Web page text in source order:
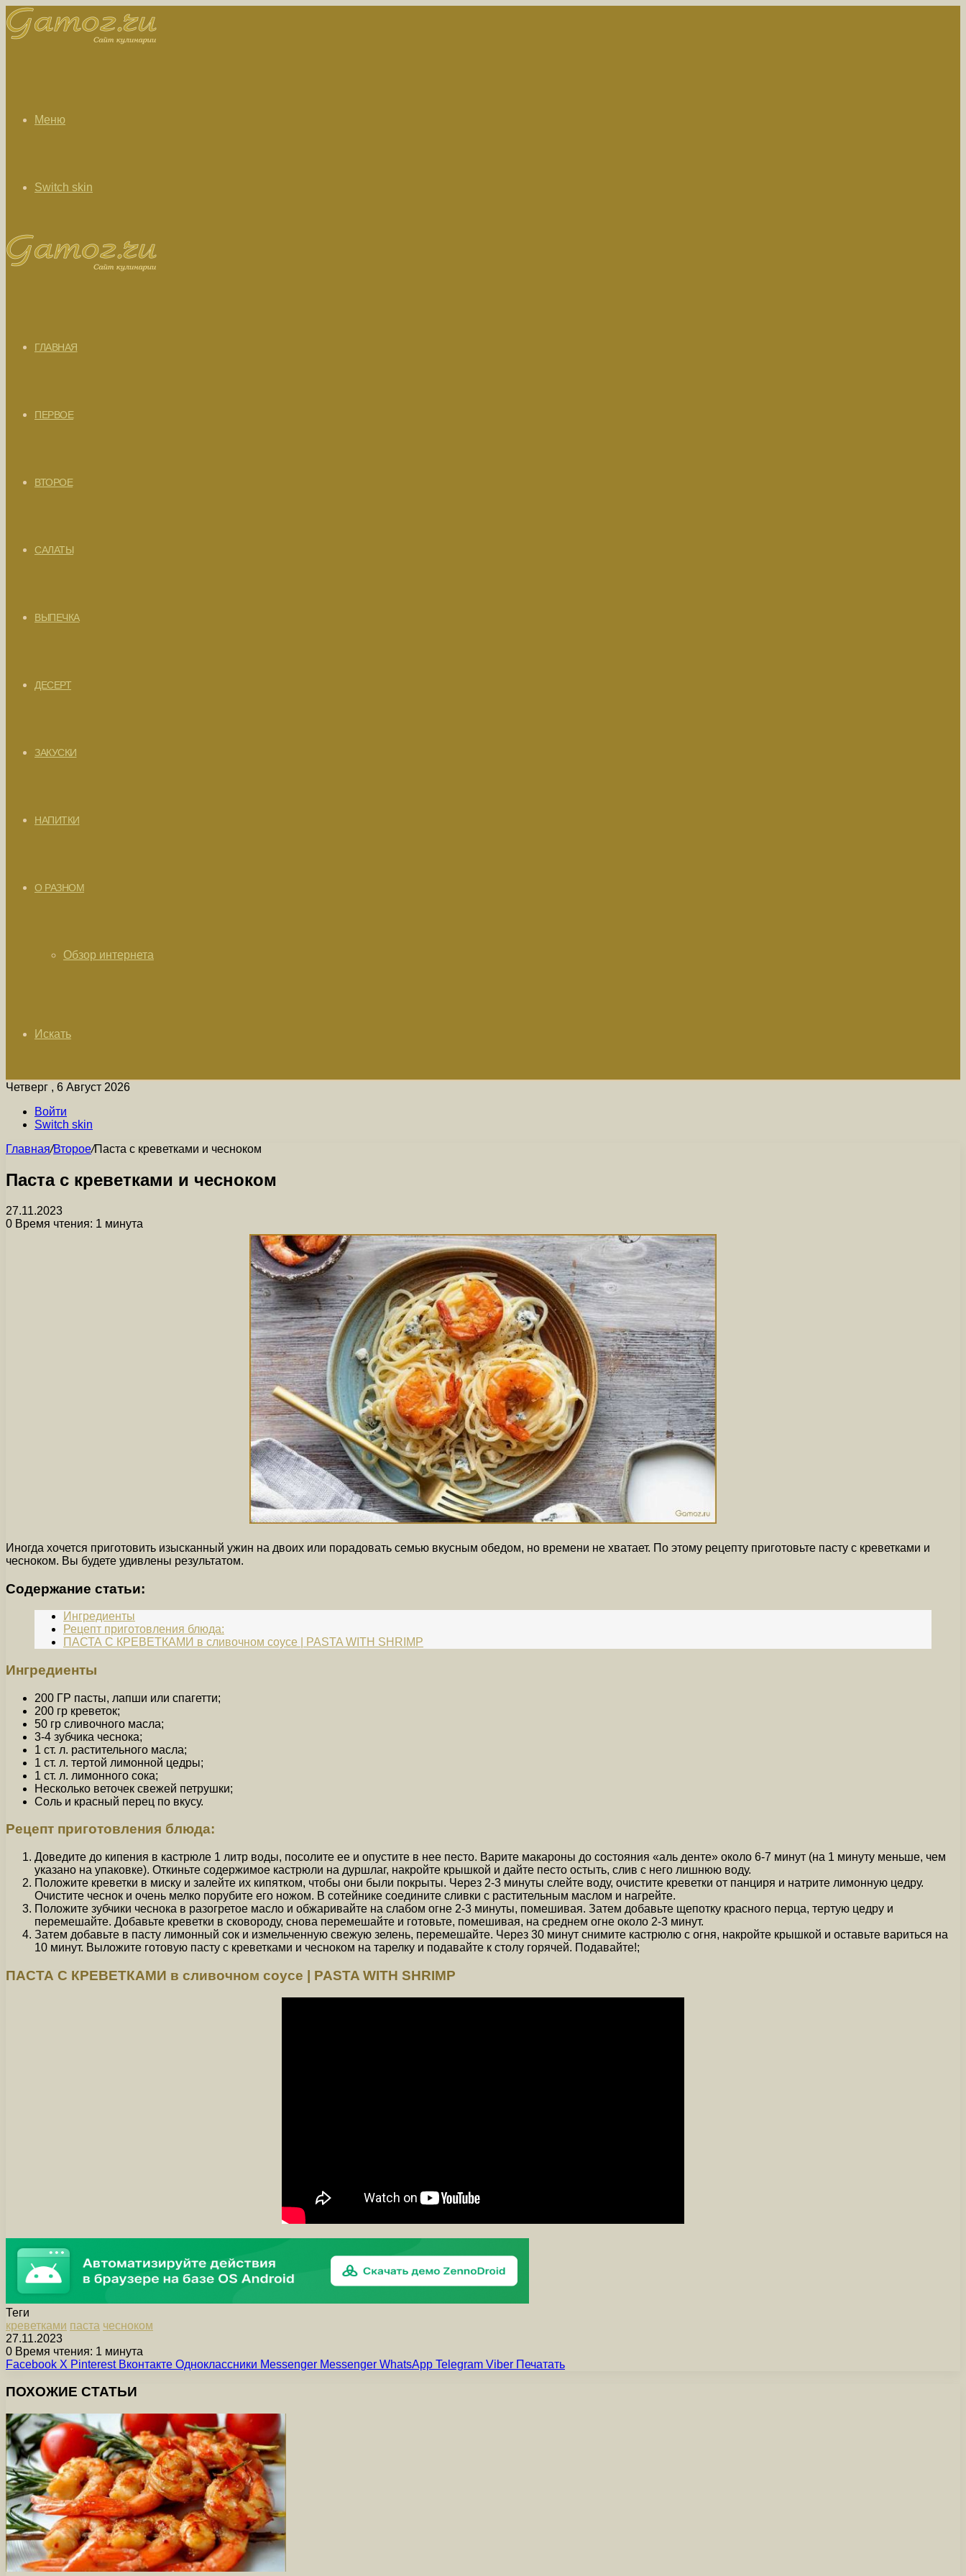
Меню
Switch skin
ГЛАВНАЯ
ПЕРВОЕ
ВТОРОЕ
САЛАТЫ
ВЫПЕЧКА
ДЕСЕРТ
ЗАКУСКИ
НАПИТКИ
О РАЗНОМ
Обзор интернета
Искать
Четверг , 6 Август 2026
Войти
Switch skin
Главная/Второе/Паста с креветками и чесноком
Паста с креветками и чесноком
27.11.2023
0 Время чтения: 1 минута
Иногда хочется приготовить изысканный ужин на двоих или порадовать семью вкусным обедом, но времени не хватает. По этому рецепту приготовьте пасту с креветками и
чесноком. Вы будете удивлены результатом.
Содержание статьи:
Ингредиенты
Рецепт приготовления блюда:
ПАСТА С КРЕВЕТКАМИ в сливочном соусе | PASTA WITH SHRIMP
Ингредиенты
200 ГР пасты, лапши или спагетти;
200 гр креветок;
50 гр сливочного масла;
3-4 зубчика чеснока;
1 ст. л. растительного масла;
1 ст. л. тертой лимонной цедры;
1 ст. л. лимонного сока;
Несколько веточек свежей петрушки;
Соль и красный перец по вкусу.
Рецепт приготовления блюда:
Доведите до кипения в кастрюле 1 литр воды, посолите ее и опустите в нее песто. Варите макароны до состояния «аль денте» около 6-7 минут (на 1 минуту меньше, чем
указано на упаковке). Откиньте содержимое кастрюли на дуршлаг, накройте крышкой и дайте песто остыть, слив с него лишнюю воду.
Положите креветки в миску и залейте их кипятком, чтобы они были покрыты. Через 2-3 минуты слейте воду, очистите креветки от панциря и натрите лимонную цедру.
Очистите чеснок и очень мелко порубите его ножом. В сотейнике соедините сливки с растительным маслом и нагрейте.
Положите зубчики чеснока в разогретое масло и обжаривайте на слабом огне 2-3 минуты, помешивая. Затем добавьте щепотку красного перца, тертую цедру и
перемешайте. Добавьте креветки в сковороду, снова перемешайте и готовьте, помешивая, на среднем огне около 2-3 минут.
Затем добавьте в пасту лимонный сок и измельченную свежую зелень, перемешайте. Через 30 минут снимите кастрюлю с огня, накройте крышкой и оставьте вариться на
10 минут. Выложите готовую пасту с креветками и чесноком на тарелку и подавайте к столу горячей. Подавайте!;
ПАСТА С КРЕВЕТКАМИ в сливочном соусе | PASTA WITH SHRIMP
Теги
креветками паста чесноком
27.11.2023
0 Время чтения: 1 минута
Facebook X Pinterest Вконтакте Одноклассники Messenger Messenger WhatsApp Telegram Viber Печатать
ПОХОЖИЕ СТАТЬИ